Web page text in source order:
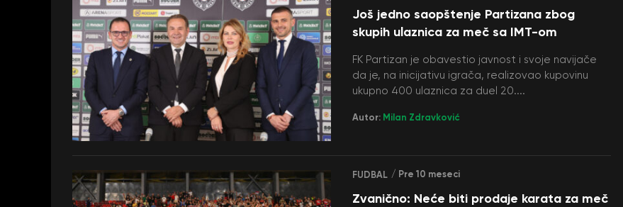
Još jedno saopštenje Partizana zbog
skupih ulaznica za meč sa IMT-om
FK Partizan je obavestio javnost i svoje navijače
da je, na inicijativu igrača, realizovao kupovinu
ukupno 400 ulaznica za duel 20....
Autor: Milan Zdravković
FUDBAL / Pre 10 meseci
Zvanično: Neće biti prodaje karata za meč